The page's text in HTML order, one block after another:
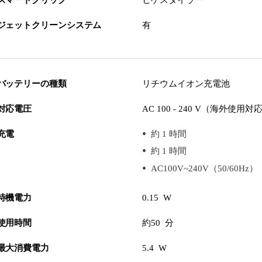
ェットクリーンシステム 有
ッテリーの種類 リチウムイオン充電池
応電圧 AC 100 - 240 V（海外使用対
電
約 1 時間
約 1 時間
AC100V~240V（50/60Hz）
機電力 0.15 W
用時間 約50 分
大消費電力 5.4 W